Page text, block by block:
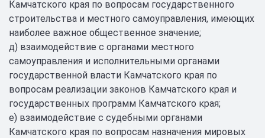
Камчатского края по вопросам государственного
строительства и местного самоуправления, имеющих
наиболее важное общественное значение;
д) взаимодействие с органами местного
самоуправления и исполнительными органами
государственной власти Камчатского края по
вопросам реализации законов Камчатского края и
государственных программ Камчатского края;
е) взаимодействие с судебными органами
Камчатского края по вопросам назначения мировых